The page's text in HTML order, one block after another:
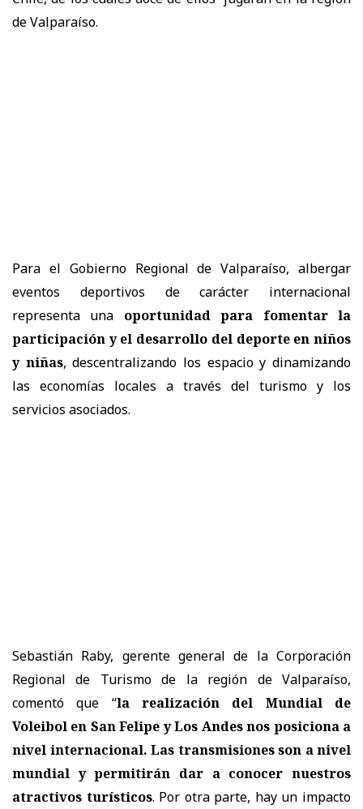
de Valparaíso.
Para el Gobierno Regional de Valparaíso, albergar
eventos deportivos de carácter internacional
representa una
oportunidad para fomentar la
participación y el desarrollo del deporte en niños
y niñas, descentralizando los espacio y dinamizando
las economías locales a través del turismo y los
servicios asociados.
Sebastián Raby, gerente general de la Corporación
Regional de Turismo de la región de Valparaíso,
comentó que “la realización del Mundial de
Voleibol en San Felipe y Los Andes nos posiciona a
nivel internacional. Las transmisiones son a nivel
mundial y permitirán dar a conocer nuestros
atractivos turísticos. Por otra parte, hay un impacto